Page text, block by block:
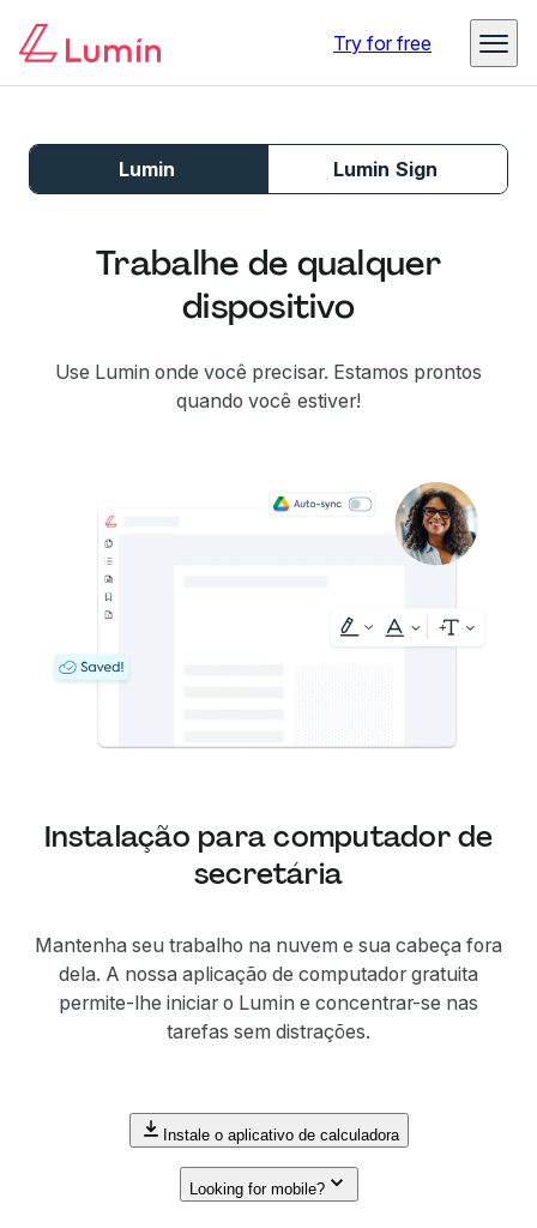
Try for free
Lumin Lumin Sign
Trabalhe de qualquer
dispositivo
Use Lumin onde você precisar. Estamos prontos
quando você estiver!
Instalação para computador de
secretária
Mantenha seu trabalho na nuvem e sua cabeça fora
dela. A nossa aplicação de computador gratuita
permite-lhe iniciar o Lumin e concentrar-se nas
tarefas sem distrações.
Instale o aplicativo de calculadora
Looking for mobile?